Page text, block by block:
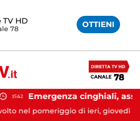
TV HD
78 OTTIENI
nel pomeriggio di ieri, giovedì 6